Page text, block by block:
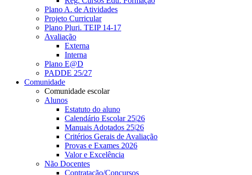
Plano A. de Atividades
Projeto Curricular
Plano Pluri. TEIP 14-17
Avaliação
Externa
Interna
Plano E@D
PADDE 25/27
Comunidade
Comunidade escolar
Alunos
Estatuto do aluno
Calendário Escolar 25|26
Manuais Adotados 25|26
Critérios Gerais de Avaliação
Provas e Exames 2026
Valor e Excelência
Não Docentes
Contratação/Concursos